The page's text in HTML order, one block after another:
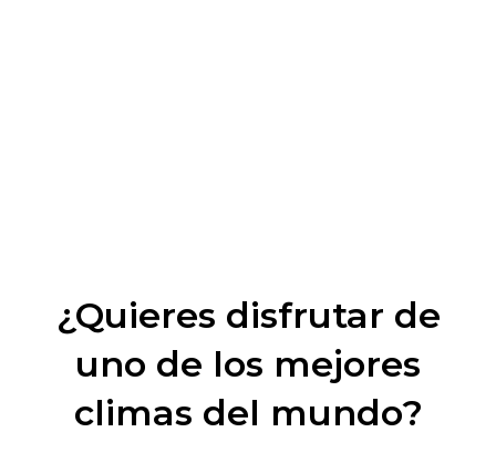
¿Quieres disfrutar de
uno de los mejores
climas del mundo?